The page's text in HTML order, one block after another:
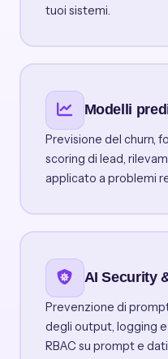
tuoi sistemi.
Modelli
Previsione del churn,
scoring di lead,
applicato a problemi
AI Security
Prevenzione di
degli output, logging
RBAC su prompt e